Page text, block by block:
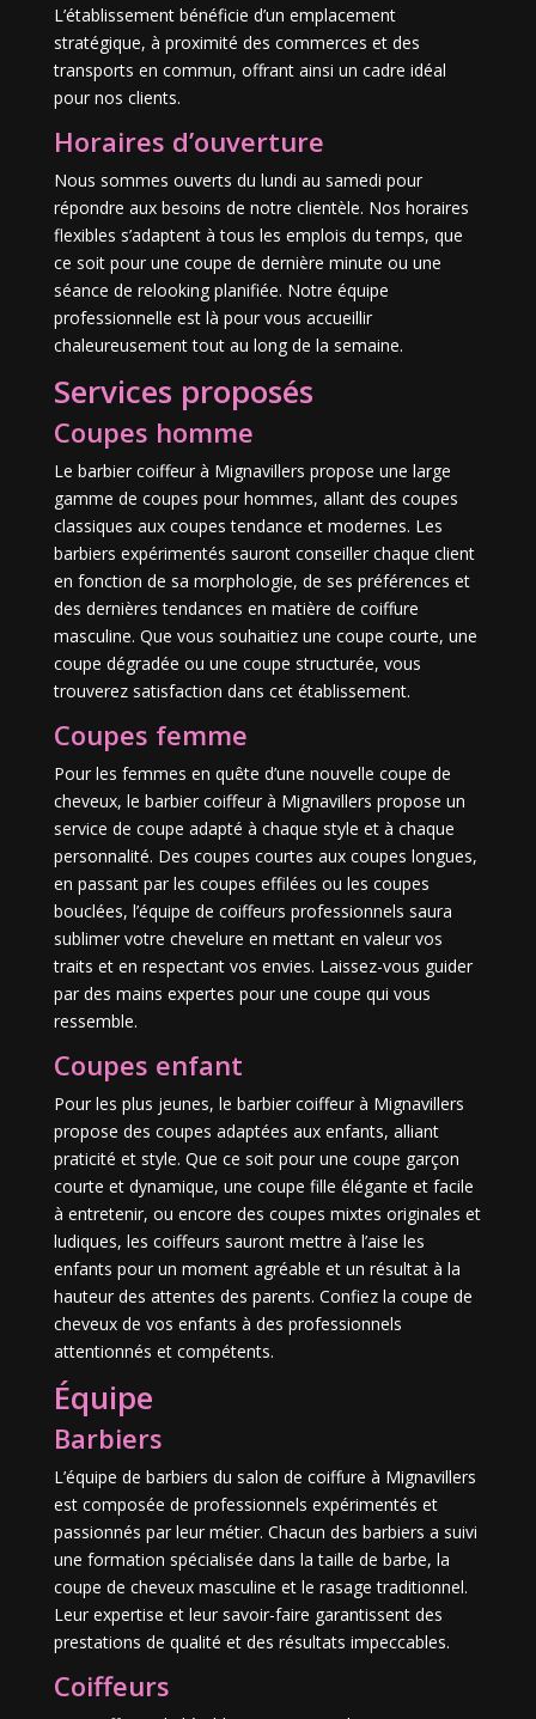
L’établissement bénéficie d’un emplacement
stratégique, à proximité des commerces et des
transports en commun, offrant ainsi un cadre idéal
pour nos clients.
Horaires d’ouverture
Nous sommes ouverts du lundi au samedi pour
répondre aux besoins de notre clientèle. Nos horaires
flexibles s’adaptent à tous les emplois du temps, que
ce soit pour une coupe de dernière minute ou une
séance de relooking planifiée. Notre équipe
professionnelle est là pour vous accueillir
chaleureusement tout au long de la semaine.
Services proposés
Coupes homme
Le barbier coiffeur à Mignavillers propose une large
gamme de coupes pour hommes, allant des coupes
classiques aux coupes tendance et modernes. Les
barbiers expérimentés sauront conseiller chaque client
en fonction de sa morphologie, de ses préférences et
des dernières tendances en matière de coiffure
masculine. Que vous souhaitiez une coupe courte, une
coupe dégradée ou une coupe structurée, vous
trouverez satisfaction dans cet établissement.
Coupes femme
Pour les femmes en quête d’une nouvelle coupe de
cheveux, le barbier coiffeur à Mignavillers propose un
service de coupe adapté à chaque style et à chaque
personnalité. Des coupes courtes aux coupes longues,
en passant par les coupes effilées ou les coupes
bouclées, l’équipe de coiffeurs professionnels saura
sublimer votre chevelure en mettant en valeur vos
traits et en respectant vos envies. Laissez-vous guider
par des mains expertes pour une coupe qui vous
ressemble.
Coupes enfant
Pour les plus jeunes, le barbier coiffeur à Mignavillers
propose des coupes adaptées aux enfants, alliant
praticité et style. Que ce soit pour une coupe garçon
courte et dynamique, une coupe fille élégante et facile
à entretenir, ou encore des coupes mixtes originales et
ludiques, les coiffeurs sauront mettre à l’aise les
enfants pour un moment agréable et un résultat à la
hauteur des attentes des parents. Confiez la coupe de
cheveux de vos enfants à des professionnels
attentionnés et compétents.
Équipe
Barbiers
L’équipe de barbiers du salon de coiffure à Mignavillers
est composée de professionnels expérimentés et
passionnés par leur métier. Chacun des barbiers a suivi
une formation spécialisée dans la taille de barbe, la
coupe de cheveux masculine et le rasage traditionnel.
Leur expertise et leur savoir-faire garantissent des
prestations de qualité et des résultats impeccables.
Coiffeurs